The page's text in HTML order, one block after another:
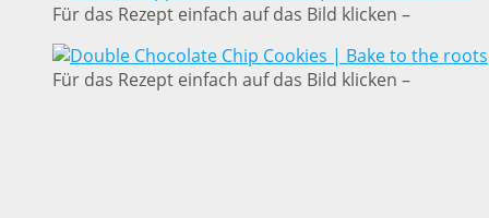
Für das Rezept einfach auf das Bild klicken –
Für das Rezept einfach auf das Bild klicken –